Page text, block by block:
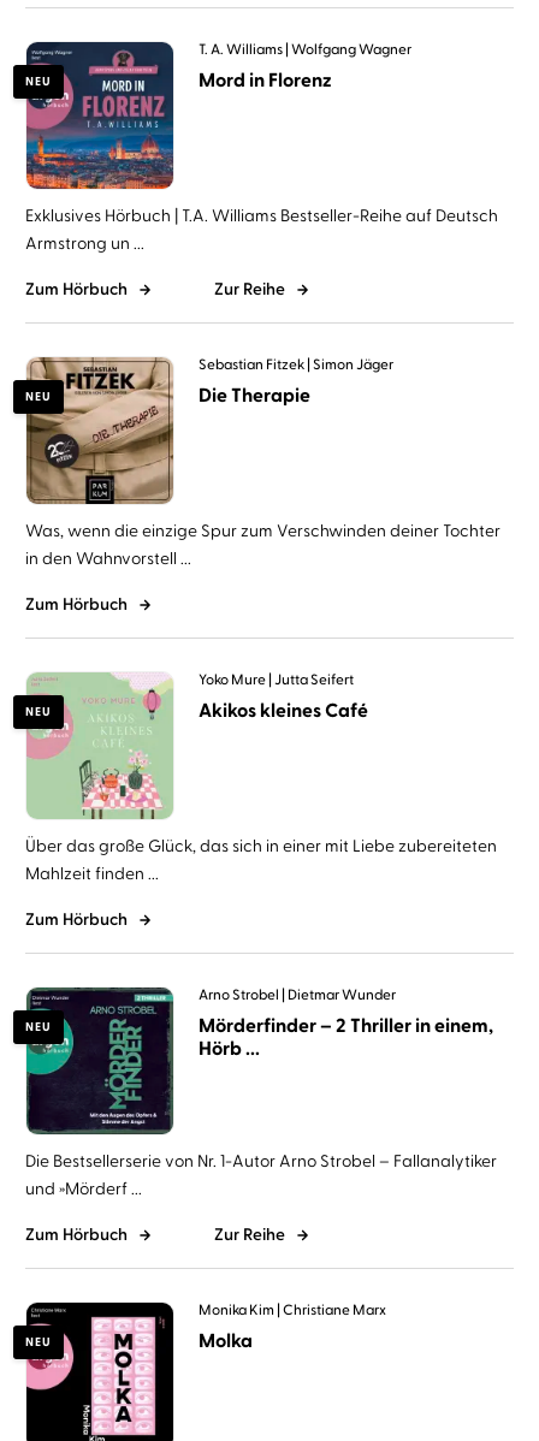
NEU
T. A. Williams Wolfgang Wagner
Mord in Florenz
Exklusives Hörbuch | T.A. Williams Bestseller-Reihe auf Deutsch
Armstrong un ...
Zum Hörbuch Zur Reihe
NEU
Sebastian Fitzek Simon Jäger
Die Therapie
Was, wenn die einzige Spur zum Verschwinden deiner Tochter
in den Wahnvorstell ...
Zum Hörbuch
NEU
Yoko Mure Jutta Seifert
Akikos kleines Café
Über das große Glück, das sich in einer mit Liebe zubereiteten
Mahlzeit finden ...
Zum Hörbuch
NEU
Arno Strobel Dietmar Wunder
Mörderfinder – 2 Thriller in einem,
Hörb ...
Die Bestsellerserie von Nr. 1-Autor Arno Strobel – Fallanalytiker
und »Mörderf ...
Zum Hörbuch Zur Reihe
NEU
Monika Kim Christiane Marx
Molka